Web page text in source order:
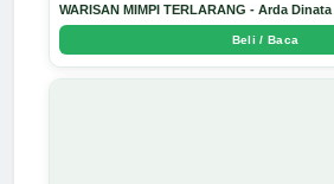
WARISAN MIMPI TERLARANG - Arda Dinata
Beli / Baca